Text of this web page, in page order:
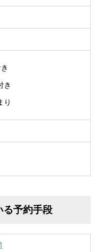
き
り
る予約手段